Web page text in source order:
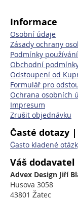
Informace
Osobní údaje
Zásady ochrany
Podmínky
Obchodní
Odstoupení od
Formulář pro
Ochrana osobních
Impresum
Zrušit objednávku
Časté dotazy |
Často kladené
Váš dodavatel
Advex Design Jiří
Husova 3058
43801 Žatec